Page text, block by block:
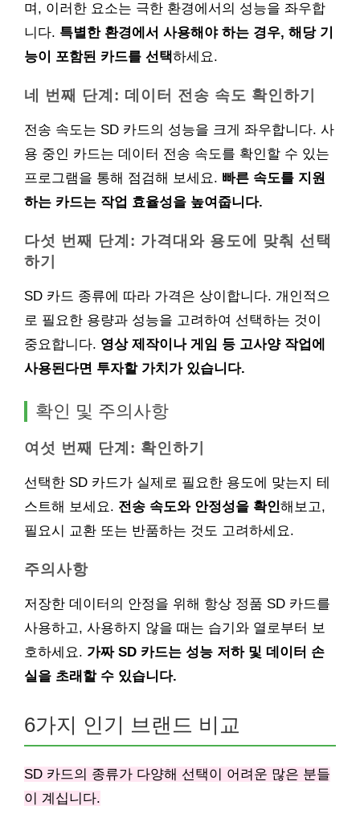
며, 이러한 요소는 극한 환경에서의 성능을 좌우합
니다. 특별한 환경에서 사용해야 하는 경우, 해당 기
능이 포함된 카드를 선택하세요.
네 번째 단계: 데이터 전송 속도 확인하기
전송 속도는 SD 카드의 성능을 크게 좌우합니다. 사
용 중인 카드는 데이터 전송 속도를 확인할 수 있는
프로그램을 통해 점검해 보세요. 빠른 속도를 지원
하는 카드는 작업 효율성을 높여줍니다.
다섯 번째 단계: 가격대와 용도에 맞춰 선택
하기
SD 카드 종류에 따라 가격은 상이합니다. 개인적으
로 필요한 용량과 성능을 고려하여 선택하는 것이
중요합니다. 영상 제작이나 게임 등 고사양 작업에
사용된다면 투자할 가치가 있습니다.
확인 및 주의사항
여섯 번째 단계: 확인하기
선택한 SD 카드가 실제로 필요한 용도에 맞는지 테
스트해 보세요. 전송 속도와 안정성을 확인해보고,
필요시 교환 또는 반품하는 것도 고려하세요.
주의사항
저장한 데이터의 안정을 위해 항상 정품 SD 카드를
사용하고, 사용하지 않을 때는 습기와 열로부터 보
호하세요. 가짜 SD 카드는 성능 저하 및 데이터 손
실을 초래할 수 있습니다.
6가지 인기 브랜드 비교
SD 카드의 종류가 다양해 선택이 어려운 많은 분들
이 계십니다.